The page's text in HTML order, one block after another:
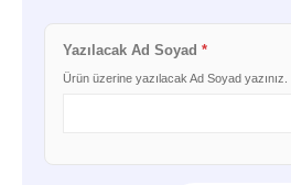
Yazılacak Ad Soyad *
Ürün üzerine yazılacak Ad Soyad yazınız.